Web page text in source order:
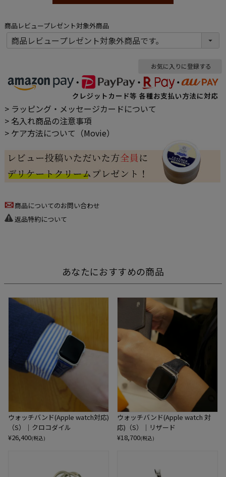
お気に入りに登録する
商品レビュープレゼント対象外商品
> ラッピング・メッセージカードについて
> 名入れ商品の注意事項
> ケア方法について（Movie）
商品についてのお問い合わせ
返品特約について
あなたにおすすめの商品
ウォッチバンド(Apple watch対応)
（S）｜クロコダイル
¥26,400(税込)
ウォッチバンド(Apple watch 対
応)（S）｜リザード
¥18,700(税込)